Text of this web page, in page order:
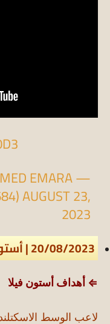
EMARA
AUGUST 23,
2023
20/08/2023 | أستون فيلا (4-0) إيفرتون
⇐ أهداف أستون فيلا
لاعب الوسط